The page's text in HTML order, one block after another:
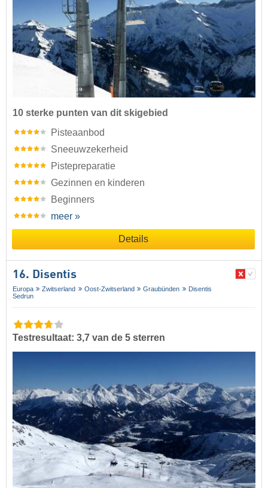
10 sterke punten van dit skigebied
Pisteaanbod
Sneeuwzekerheid
Pistepreparatie
Gezinnen en kinderen
Beginners
meer »
Details
16. Disentis
Europa Zwitserland Oost-Zwitserland Graubünden
Disentis
Sedrun
Testresultaat: 3,7 van de 5 sterren